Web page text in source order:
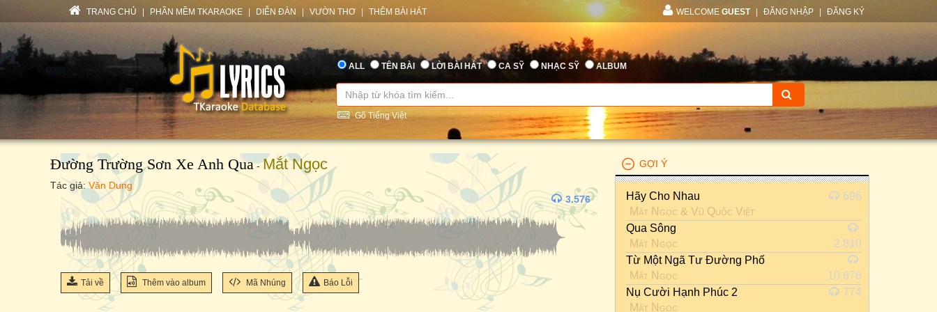
TRANG CHỦ PHẦN MỀM TKARAOKE DIỄN ĐÀN VƯỜN THƠ THÊM BÀI HÁT WELCOME GUEST ĐĂNG NHẬP ĐĂNG KÝ
ALL TÊN BÀI LỜI BÀI HÁT CA SỸ NHẠC SỸ ALBUM
Gõ Tiếng Việt
Đường Trường Sơn Xe Anh Qua-Mắt Ngọc
Tác giả: Văn Dung
3.576
Tải về Thêm vào album Mã Nhúng Báo Lỗi
GỢI Ý
Hãy Cho Nhau
Mắt Ngọc & Vũ Quốc Việt
696
Qua Sông
Mắt Ngọc
2.810
Từ Một Ngã Tư Đường Phố
Mắt Ngọc
10.676
Nụ Cười Hạnh Phúc 2
Mắt Ngọc
774